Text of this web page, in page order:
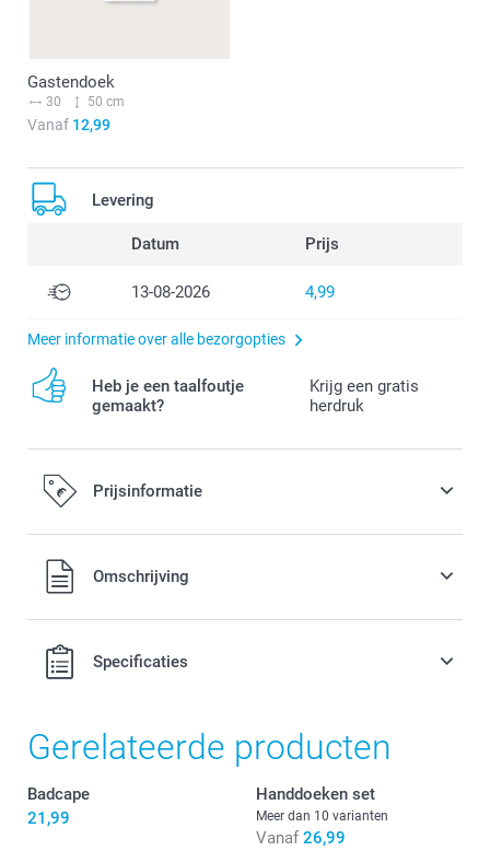
Gastendoek
30 50 cm
Vanaf 12,99
Levering
Datum Prijs
13-08-2026 4,99
Meer informatie over alle bezorgopties
Heb je een taalfoutje
gemaakt?
Krijg een gratis
herdruk
Prijsinformatie
Alle prijzen zijn in EURO (€) inclusief BTW en exclusief
verzendkosten.Omschrijving
Specificaties
Gerelateerde producten
Badcape
21,99
Handdoeken set
Meer dan 10 varianten
Vanaf 26,99